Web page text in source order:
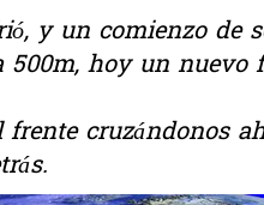
y un comienzo de
hoy un nuevo
cruzándonos